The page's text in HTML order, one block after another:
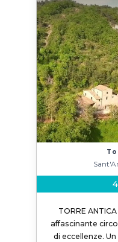
TORRE
affascinante
di eccellenze.